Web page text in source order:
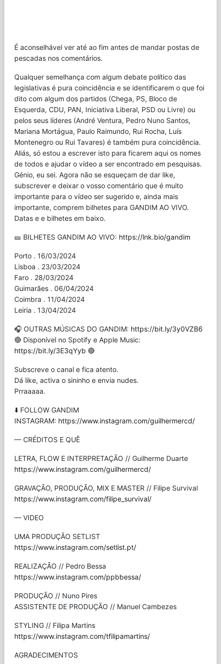
É aconselhável ver até ao fim antes de mandar postas de
pescadas nos comentários.
Qualquer semelhança com algum debate político das
legislativas é pura coincidência e se identificarem o que foi
dito com algum dos partidos (Chega, PS, Bloco de
Esquerda, CDU, PAN, Iniciativa Liberal, PSD ou Livre) ou
pelos seus líderes (André Ventura, Pedro Nuno Santos,
Mariana Mortágua, Paulo Raimundo, Rui Rocha, Luís
Montenegro ou Rui Tavares) é também pura coincidência.
Aliás, só estou a escrever isto para ficarem aqui os nomes
de todos e ajudar o vídeo a ser encontrado em pesquisas.
Génio, eu sei. Agora não se esqueçam de dar like,
subscrever e deixar o vosso comentário que é muito
importante para o vídeo ser sugerido e, ainda mais
importante, comprem bilhetes para GANDIM AO VIVO.
Datas e e bilhetes em baixo.
🎫 BILHETES GANDIM AO VIVO: https://lnk.bio/gandim
Porto . 16/03/2024
Lisboa . 23/03/2024
Faro . 28/03/2024
Guimarães . 06/04/2024
Coimbra . 11/04/2024
Leiria . 13/04/2024
🎧 OUTRAS MÚSICAS DO GANDIM: https://bit.ly/3y0VZB6
🔴 Disponível no Spotify e Apple Music:
https://bit.ly/3E3qYyb 🔴
Subscreve o canal e fica atento.
Dá like, activa o sininho e envia nudes.
Prraaaaa.
⬇️ FOLLOW GANDIM
INSTAGRAM: https://www.instagram.com/guilhermercd/
— CRÉDITOS E QUÊ
LETRA, FLOW E INTERPRETAÇÃO // Guilherme Duarte
https://www.instagram.com/guilhermercd/
GRAVAÇÃO, PRODUÇÃO, MIX E MASTER // Filipe Survival
https://www.instagram.com/filipe_survival/
— VIDEO
UMA PRODUÇÃO SETLIST
https://www.instagram.com/setlist.pt/
REALIZAÇÃO // Pedro Bessa
https://www.instagram.com/ppbbessa/
PRODUÇÃO // Nuno Pires
ASSISTENTE DE PRODUÇÃO // Manuel Cambezes
STYLING // Filipa Martins
https://www.instagram.com/tfilipamartins/
AGRADECIMENTOS